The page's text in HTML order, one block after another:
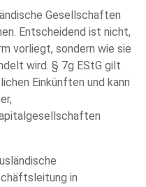
Gesellschaften
Entscheidend ist nicht,
vorliegt, sondern wie sie
wird. § 7g EStG gilt
Einkünften und kann
in